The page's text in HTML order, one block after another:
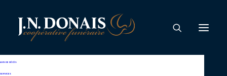
AVIS DE DÉCÈS
SERVICES